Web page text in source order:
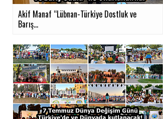
Akif Manaf “Lübnan-Türkiye Dostluk ve
Barış...